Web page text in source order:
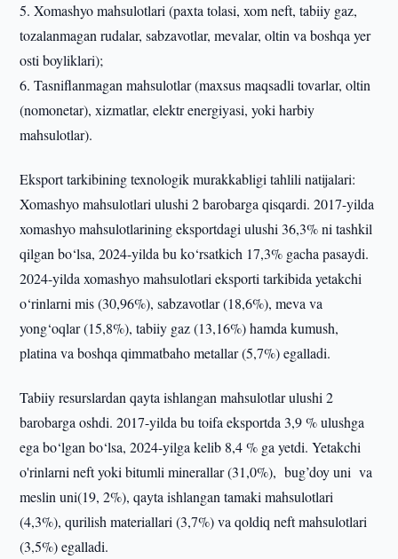
5. Xomashyo mahsulotlari (paxta tolasi, xom neft, tabiiy gaz,
tozalanmagan rudalar, sabzavotlar, mevalar, oltin va boshqa yer
osti boyliklari);
6. Tasniflanmagan mahsulotlar (maxsus maqsadli tovarlar, oltin
(nomonetar), xizmatlar, elektr energiyasi, yoki harbiy
mahsulotlar).
Eksport tarkibining texnologik murakkabligi tahlili natijalari:
Xomashyo mahsulotlari ulushi 2 barobarga qisqardi. 2017-yilda
xomashyo mahsulotlarining eksportdagi ulushi 36,3% ni tashkil
qilgan bo‘lsa, 2024-yilda bu ko‘rsatkich 17,3% gacha pasaydi.
2024-yilda xomashyo mahsulotlari eksporti tarkibida yetakchi
o‘rinlarni mis (30,96%), sabzavotlar (18,6%), meva va
yong‘oqlar (15,8%), tabiiy gaz (13,16%) hamda kumush,
platina va boshqa qimmatbaho metallar (5,7%) egalladi.
Tabiiy resurslardan qayta ishlangan mahsulotlar ulushi 2
barobarga oshdi. 2017-yilda bu toifa eksportda 3,9 % ulushga
ega bo‘lgan bo‘lsa, 2024-yilga kelib 8,4 % ga yetdi. Yetakchi
o'rinlarni neft yoki bitumli minerallar (31,0%), bug’doy uni va
meslin uni(19, 2%), qayta ishlangan tamaki mahsulotlari
(4,3%), qurilish materiallari (3,7%) va qoldiq neft mahsulotlari
(3,5%) egalladi.